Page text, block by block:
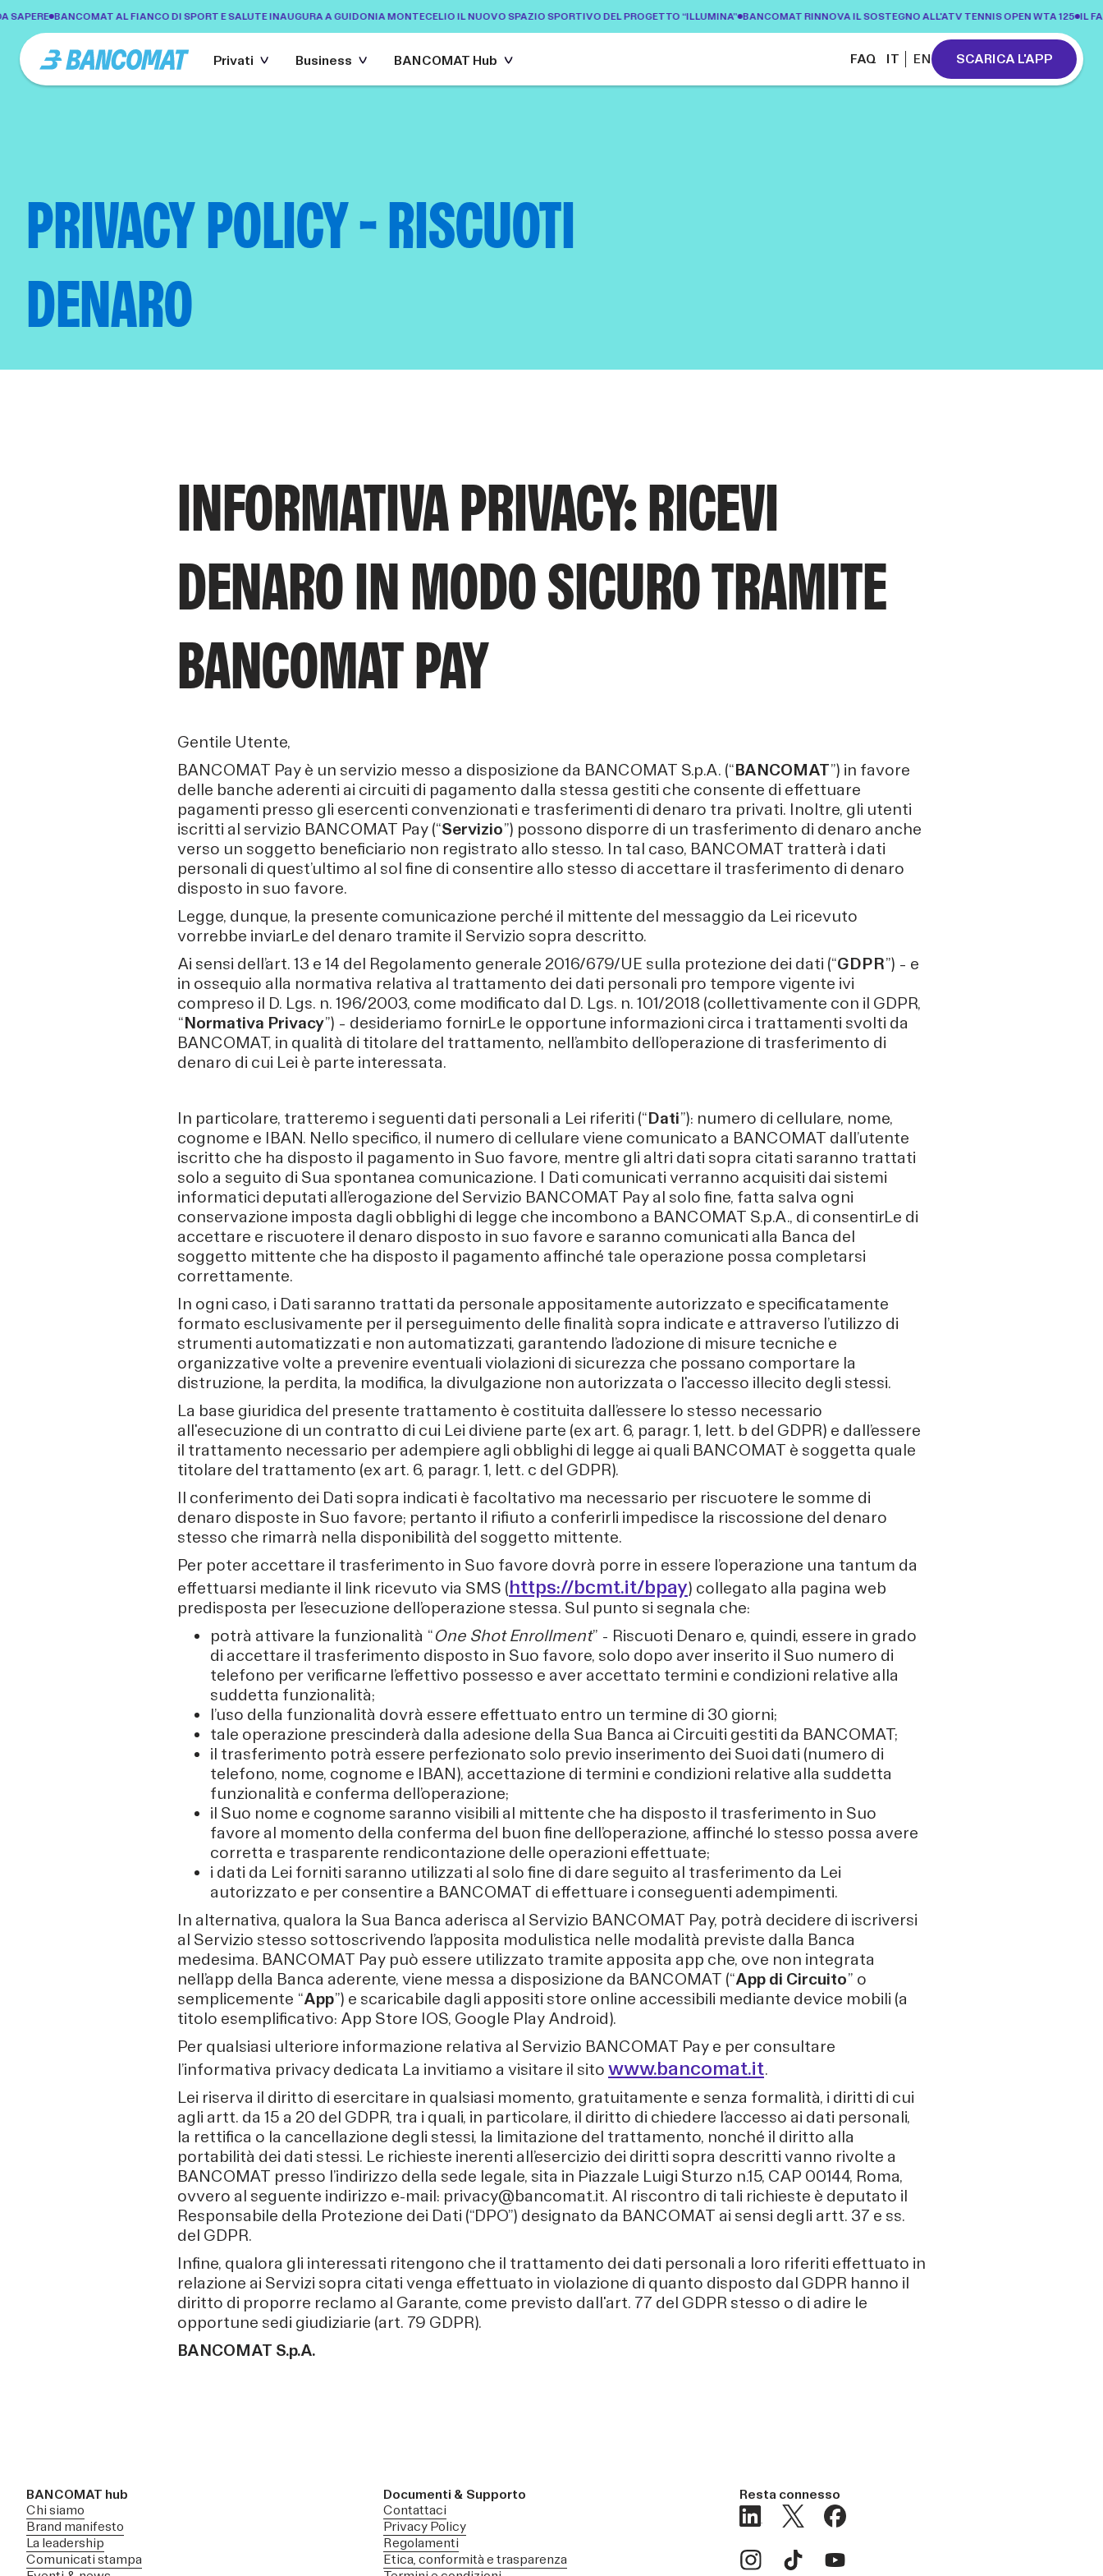
BANCOMAT AL FIANCO DI SPORT E SALUTE INAUGURA A GUIDONIA MONTECELIO IL NUOVO SPAZIO SPORTIVO DEL PROGETTO “ILLUMINA” BANCOMAT RINNOVA IL SOSTEGNO ALL'ATV TENNIS OPEN WTA 125 IL FAI E
Privati Business BANCOMAT Hub FAQ IT EN SCARICA L'APP
PRIVACY POLICY - RISCUOTI
DENARO
INFORMATIVA PRIVACY: RICEVI
DENARO IN MODO SICURO TRAMITE
BANCOMAT PAY
Gentile Utente,
BANCOMAT Pay è un servizio messo a disposizione da BANCOMAT S.p.A. (“BANCOMAT”) in favore
delle banche aderenti ai circuiti di pagamento dalla stessa gestiti che consente di effettuare
pagamenti presso gli esercenti convenzionati e trasferimenti di denaro tra privati. Inoltre, gli utenti
iscritti al servizio BANCOMAT Pay (“Servizio”) possono disporre di un trasferimento di denaro anche
verso un soggetto beneficiario non registrato allo stesso. In tal caso, BANCOMAT tratterà i dati
personali di quest’ultimo al sol fine di consentire allo stesso di accettare il trasferimento di denaro
disposto in suo favore.
Legge, dunque, la presente comunicazione perché il mittente del messaggio da Lei ricevuto
vorrebbe inviarLe del denaro tramite il Servizio sopra descritto.
Ai sensi dell’art. 13 e 14 del Regolamento generale 2016/679/UE sulla protezione dei dati (“GDPR”) – e
in ossequio alla normativa relativa al trattamento dei dati personali pro tempore vigente ivi
compreso il D. Lgs. n. 196/2003, come modificato dal D. Lgs. n. 101/2018 (collettivamente con il GDPR,
“Normativa Privacy”) – desideriamo fornirLe le opportune informazioni circa i trattamenti svolti da
BANCOMAT, in qualità di titolare del trattamento, nell’ambito dell’operazione di trasferimento di
denaro di cui Lei è parte interessata.
In particolare, tratteremo i seguenti dati personali a Lei riferiti (“Dati”): numero di cellulare, nome,
cognome e IBAN. Nello specifico, il numero di cellulare viene comunicato a BANCOMAT dall’utente
iscritto che ha disposto il pagamento in Suo favore, mentre gli altri dati sopra citati saranno trattati
solo a seguito di Sua spontanea comunicazione. I Dati comunicati verranno acquisiti dai sistemi
informatici deputati all’erogazione del Servizio BANCOMAT Pay al solo fine, fatta salva ogni
conservazione imposta dagli obblighi di legge che incombono a BANCOMAT S.p.A., di consentirLe di
accettare e riscuotere il denaro disposto in suo favore e saranno comunicati alla Banca del
soggetto mittente che ha disposto il pagamento affinché tale operazione possa completarsi
correttamente.
In ogni caso, i Dati saranno trattati da personale appositamente autorizzato e specificatamente
formato esclusivamente per il perseguimento delle finalità sopra indicate e attraverso l’utilizzo di
strumenti automatizzati e non automatizzati, garantendo l’adozione di misure tecniche e
organizzative volte a prevenire eventuali violazioni di sicurezza che possano comportare la
distruzione, la perdita, la modifica, la divulgazione non autorizzata o l'accesso illecito degli stessi.
La base giuridica del presente trattamento è costituita dall’essere lo stesso necessario
all'esecuzione di un contratto di cui Lei diviene parte (ex art. 6, paragr. 1, lett. b del GDPR) e dall’essere
il trattamento necessario per adempiere agli obblighi di legge ai quali BANCOMAT è soggetta quale
titolare del trattamento (ex art. 6, paragr. 1, lett. c del GDPR).
Il conferimento dei Dati sopra indicati è facoltativo ma necessario per riscuotere le somme di
denaro disposte in Suo favore; pertanto il rifiuto a conferirli impedisce la riscossione del denaro
stesso che rimarrà nella disponibilità del soggetto mittente.
Per poter accettare il trasferimento in Suo favore dovrà porre in essere l’operazione una tantum da
effettuarsi mediante il link ricevuto via SMS (https://bcmt.it/bpay) collegato alla pagina web
predisposta per l’esecuzione dell’operazione stessa. Sul punto si segnala che:
potrà attivare la funzionalità “One Shot Enrollment” - Riscuoti Denaro e, quindi, essere in grado
di accettare il trasferimento disposto in Suo favore, solo dopo aver inserito il Suo numero di
telefono per verificarne l’effettivo possesso e aver accettato termini e condizioni relative alla
suddetta funzionalità;
l’uso della funzionalità dovrà essere effettuato entro un termine di 30 giorni;
tale operazione prescinderà dalla adesione della Sua Banca ai Circuiti gestiti da BANCOMAT;
il trasferimento potrà essere perfezionato solo previo inserimento dei Suoi dati (numero di
telefono, nome, cognome e IBAN), accettazione di termini e condizioni relative alla suddetta
funzionalità e conferma dell’operazione;
il Suo nome e cognome saranno visibili al mittente che ha disposto il trasferimento in Suo
favore al momento della conferma del buon fine dell’operazione, affinché lo stesso possa avere
corretta e trasparente rendicontazione delle operazioni effettuate;
i dati da Lei forniti saranno utilizzati al solo fine di dare seguito al trasferimento da Lei
autorizzato e per consentire a BANCOMAT di effettuare i conseguenti adempimenti.
In alternativa, qualora la Sua Banca aderisca al Servizio BANCOMAT Pay, potrà decidere di iscriversi
al Servizio stesso sottoscrivendo l’apposita modulistica nelle modalità previste dalla Banca
medesima. BANCOMAT Pay può essere utilizzato tramite apposita app che, ove non integrata
nell’app della Banca aderente, viene messa a disposizione da BANCOMAT (“App di Circuito” o
semplicemente “App”) e scaricabile dagli appositi store online accessibili mediante device mobili (a
titolo esemplificativo: App Store IOS, Google Play Android).
Per qualsiasi ulteriore informazione relativa al Servizio BANCOMAT Pay e per consultare
l’informativa privacy dedicata La invitiamo a visitare il sito www.bancomat.it.
Lei riserva il diritto di esercitare in qualsiasi momento, gratuitamente e senza formalità, i diritti di cui
agli artt. da 15 a 20 del GDPR, tra i quali, in particolare, il diritto di chiedere l’accesso ai dati personali,
la rettifica o la cancellazione degli stessi, la limitazione del trattamento, nonché il diritto alla
portabilità dei dati stessi. Le richieste inerenti all’esercizio dei diritti sopra descritti vanno rivolte a
BANCOMAT presso l’indirizzo della sede legale, sita in Piazzale Luigi Sturzo n.15, CAP 00144, Roma,
ovvero al seguente indirizzo e-mail: privacy@bancomat.it. Al riscontro di tali richieste è deputato il
Responsabile della Protezione dei Dati (“DPO”) designato da BANCOMAT ai sensi degli artt. 37 e ss.
del GDPR.
Infine, qualora gli interessati ritengono che il trattamento dei dati personali a loro riferiti effettuato in
relazione ai Servizi sopra citati venga effettuato in violazione di quanto disposto dal GDPR hanno il
diritto di proporre reclamo al Garante, come previsto dall'art. 77 del GDPR stesso o di adire le
opportune sedi giudiziarie (art. 79 GDPR).
BANCOMAT S.p.A.
BANCOMAT hub
Chi siamo
Brand manifesto
La leadership
Comunicati stampa
Documenti & Supporto
Contattaci
Privacy Policy
Regolamenti
Etica, conformità e trasparenza
Resta connesso